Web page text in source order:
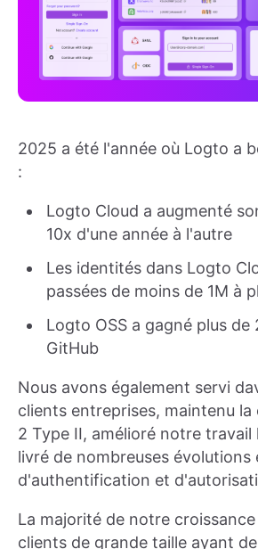
2025 a été l'année où Logto a
:
Logto Cloud a augmenté
10x d'une année à l'autre
Les identités dans Logto
passées de moins de 1M à
Logto OSS a gagné plus
GitHub
Nous avons également servi
clients entreprises, maintenu
2 Type II, amélioré notre travail
livré de nombreuses évolutions
d'authentification et
La majorité de notre
clients de grande taille ayant